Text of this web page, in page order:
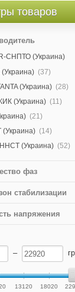
товаров
СНПТО (Украина)
(37)
(Украина) (28)
(Украина) (11)
(21)
(14)
(Украина) (52)
фаз
стабилизации
напряжения
–
13120 18020